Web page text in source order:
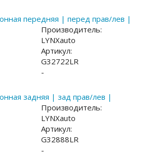
передняя | перед прав/лев |
Производитель:
LYNXauto
Артикул:
G32722LR
-
задняя | зад прав/лев |
Производитель:
LYNXauto
Артикул:
G32888LR
-